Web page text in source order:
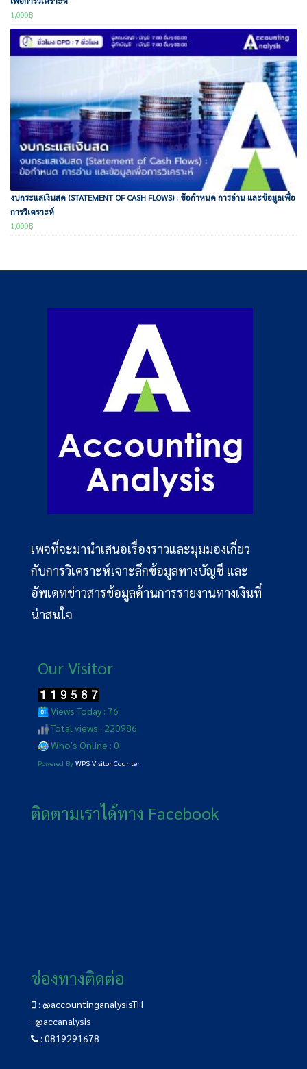
1,000฿
งบกระแสเงินสด (STATEMENT OF CASH FLOWS) : ข้อกำหนด การอ่าน และข้อมูลเพื่อ
การวิเคราะห์
1,000฿
เพจที่จะมานำเสนอเรื่องราวและมุมมองเกี่ยว
กับการวิเคราะห์เจาะลึกข้อมูลทางบัญชี และ
อัพเดทข่าวสารข้อมูลด้านการรายงานทางเงินที่
น่าสนใจ
Our Visitor
Views Today : 76
Total views : 220986
Who's Online : 0
Powered By WPS Visitor Counter
ติดตามเราได้ทาง Facebook
ช่องทางติดต่อ
: @accountinganalysisTH
: @accanalysis
: 0819291678